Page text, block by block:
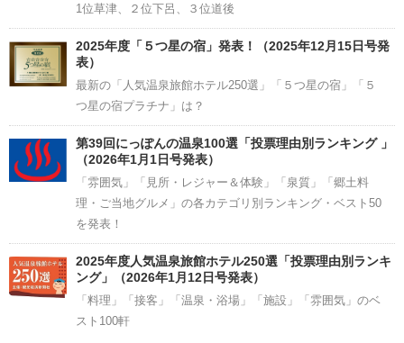
1位草津、２位下呂、３位道後
2025年度「５つ星の宿」発表！（2025年12月15日号発
表）
最新の「人気温泉旅館ホテル250選」「５つ星の宿」「５
つ星の宿プラチナ」は？
第39回にっぽんの温泉100選「投票理由別ランキング 」
（2026年1月1日号発表）
「雰囲気」「見所・レジャー＆体験」「泉質」「郷土料
理・ご当地グルメ」の各カテゴリ別ランキング・ベスト50
を発表！
2025年度人気温泉旅館ホテル250選「投票理由別ランキ
ング」（2026年1月12日号発表）
「料理」「接客」「温泉・浴場」「施設」「雰囲気」のベ
スト100軒